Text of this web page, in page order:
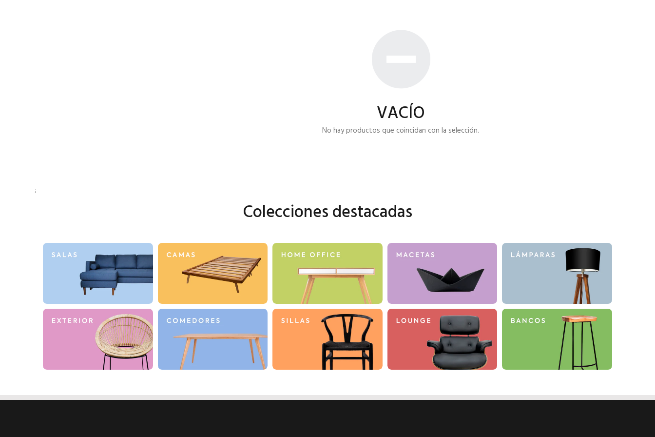
VACÍO
No hay productos que coincidan con la selección.
;
Colecciones destacadas